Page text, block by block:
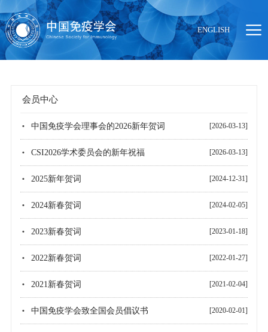
ENGLISH
会员中心
当前位置： > 会员中心
[2026-03-13]
中国免疫学会理事会的2026新年贺词
[2026-03-13]
CSI2026学术委员会的新年祝福
[2024-12-31]
2025新年贺词
[2024-02-05]
2024新春贺词
[2023-01-18]
2023新春贺词
[2022-01-27]
2022新春贺词
[2021-02-04]
2021新春贺词
[2020-02-01]
中国免疫学会致全国会员倡议书